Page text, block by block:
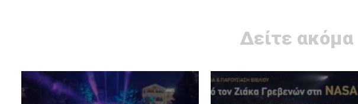
Δείτε ακόμα